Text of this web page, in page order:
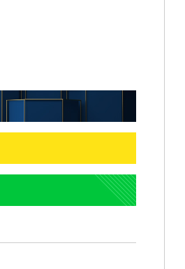
효린 "절친에게 남친 빼앗겨…지금이라면 가
만 안 있어"
축구협회, 15년 전 심판 성 접대 파문에 "현
재는 내부 지침 준수"
방은희, 母 고독사에 오열 "이틀 만에 발견"
[속보] SKT, 에이닷 서비스 장애 발생…"원